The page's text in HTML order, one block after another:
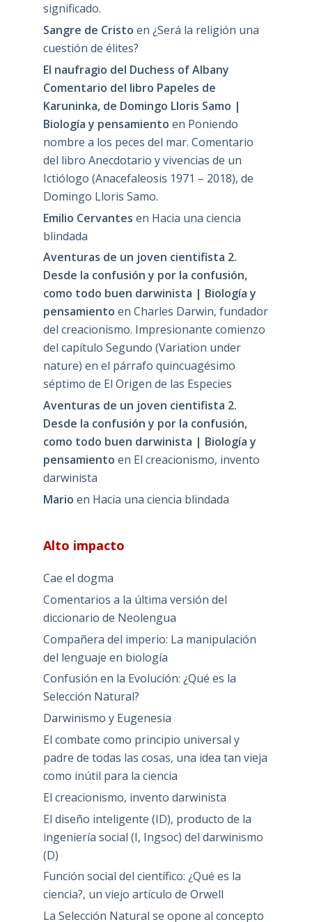
significado.
Sangre de Cristo en ¿Será la religión una
cuestión de élites?
El naufragio del Duchess of Albany
Comentario del libro Papeles de
Karuninka, de Domingo Lloris Samo |
Biología y pensamiento en Poniendo
nombre a los peces del mar. Comentario
del libro Anecdotario y vivencias de un
Ictiólogo (Anacefaleosis 1971 – 2018), de
Domingo Lloris Samo.
Emilio Cervantes en Hacia una ciencia
blindada
Aventuras de un joven cientifista 2.
Desde la confusión y por la confusión,
como todo buen darwinista | Biología y
pensamiento en Charles Darwin, fundador
del creacionismo. Impresionante comienzo
del capítulo Segundo (Variation under
nature) en el párrafo quincuagésimo
séptimo de El Origen de las Especies
Aventuras de un joven cientifista 2.
Desde la confusión y por la confusión,
como todo buen darwinista | Biología y
pensamiento en El creacionismo, invento
darwinista
Mario en Hacia una ciencia blindada
Alto impacto
Cae el dogma
Comentarios a la última versión del
diccionario de Neolengua
Compañera del imperio: La manipulación
del lenguaje en biología
Confusión en la Evolución: ¿Qué es la
Selección Natural?
Darwinismo y Eugenesia
El combate como principio universal y
padre de todas las cosas, una idea tan vieja
como inútil para la ciencia
El creacionismo, invento darwinista
El diseño inteligente (ID), producto de la
ingeniería social (I, Ingsoc) del darwinismo
(D)
Función social del científico: ¿Qué es la
ciencia?, un viejo artículo de Orwell
La Selección Natural se opone al concepto